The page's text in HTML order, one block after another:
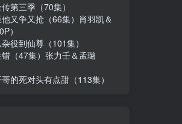
第三季（70集）
又争又抢（66集）肖羽凯＆
）
役到仙尊（101集）
（47集）张力壬＆孟璐
的死对头有点甜（113集）